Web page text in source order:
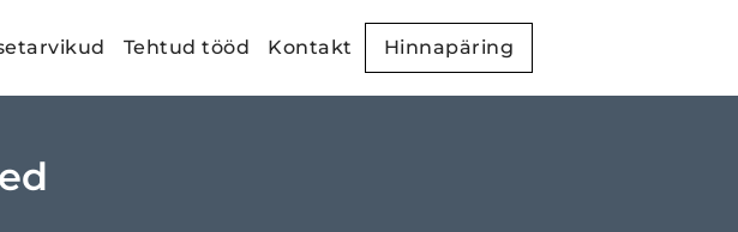
Tehtud tööd Kontakt Hinnapäring